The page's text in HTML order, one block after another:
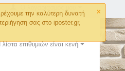
×
την καλύτερη δυνατή
σας στο iposter.gr,
λίστα επιθυμιών είναι κενή